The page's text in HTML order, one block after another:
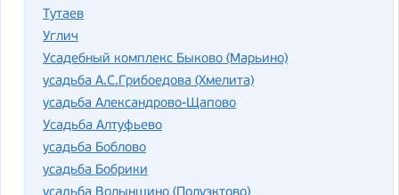
Тутаев
Углич
Усадебный комплекс Быково (Марьино)
усадьба А.С.Грибоедова (Хмелита)
усадьба Александрово-Щапово
Усадьба Алтуфьево
усадьба Боблово
усадьба Бобрики